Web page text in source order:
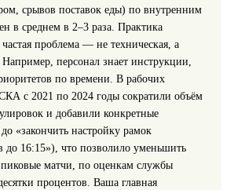
срывов поставок еды) по внутренним
в среднем в 2–3 раза. Практика
проблема — не техническая, а
персонал знает инструкции,
по времени. В рабочих
с 2021 по 2024 годы сократили объём
и добавили конкретные
«закончить настройку рамок
до 16:15»), что позволило уменьшить
пиковые матчи, по оценкам службы
процентов. Ваша главная